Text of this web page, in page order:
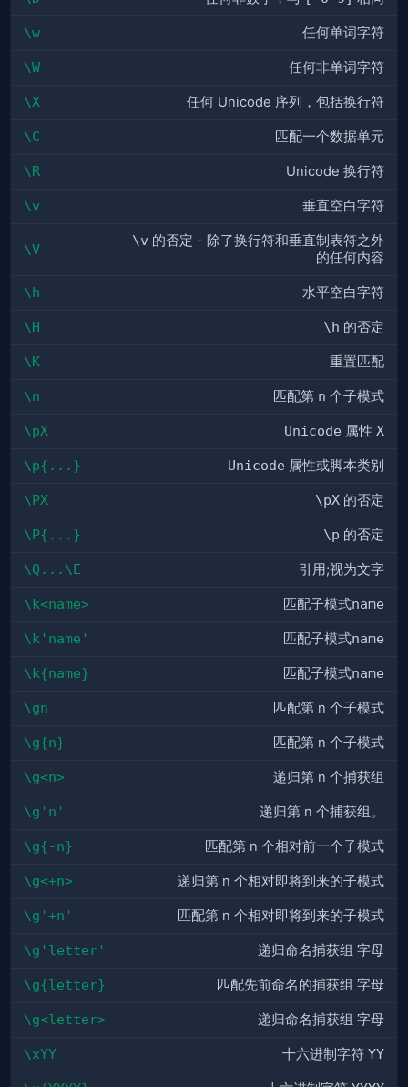
\w 任何单词字符
\W 任何非单词字符
\X 任何 Unicode 序列，包括换行符
\C 匹配一个数据单元
\R Unicode 换行符
\v 垂直空白字符
\V
\v 的否定 - 除了换行符和垂直制表符之外
的任何内容
\h 水平空白字符
\H \h 的否定
\K 重置匹配
\n 匹配第 n 个子模式
\pX Unicode 属性 X
\p{...} Unicode 属性或脚本类别
\PX \pX 的否定
\P{...} \p 的否定
\Q...\E 引用;视为文字
\k<name> 匹配子模式name
\k'name' 匹配子模式name
\k{name} 匹配子模式name
\gn 匹配第 n 个子模式
\g{n} 匹配第 n 个子模式
\g<n> 递归第 n 个捕获组
\g'n' 递归第 n 个捕获组。
\g{-n} 匹配第 n 个相对前一个子模式
\g<+n> 递归第 n 个相对即将到来的子模式
\g'+n' 匹配第 n 个相对即将到来的子模式
\g'letter' 递归命名捕获组 字母
\g{letter} 匹配先前命名的捕获组 字母
\g<letter> 递归命名捕获组 字母
\xYY 十六进制字符 YY